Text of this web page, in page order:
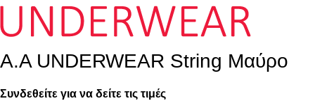
A.A UNDERWEAR String Μαύρο
Συνδεθείτε για να δείτε τις τιμές